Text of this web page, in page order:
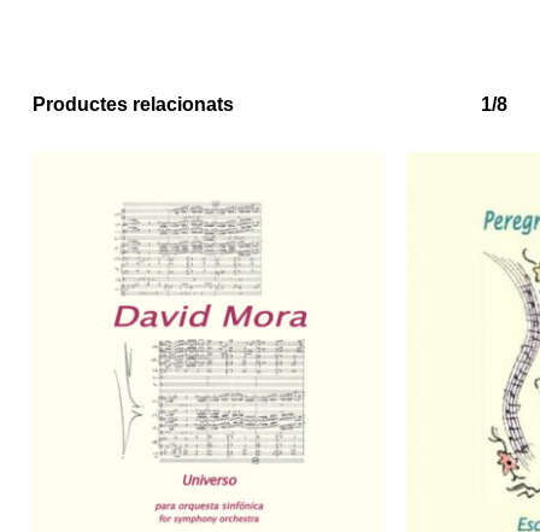
Productes relacionats 1/8